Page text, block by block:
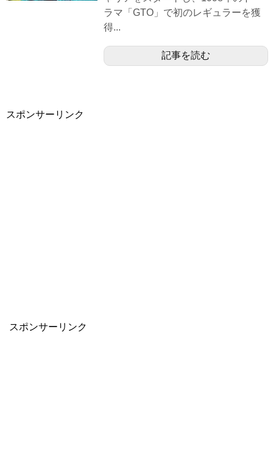
ラマ「GTO」で初のレギュラーを獲
得...
記事を読む
スポンサーリンク
スポンサーリンク